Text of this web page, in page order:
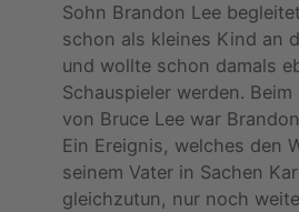
Sohn Brandon Lee
schon als kleines Kind an
und wollte schon damals
Schauspieler werden.
von Bruce Lee war
Ein Ereignis, welches den
seinem Vater in Sachen
gleichzutun, nur noch